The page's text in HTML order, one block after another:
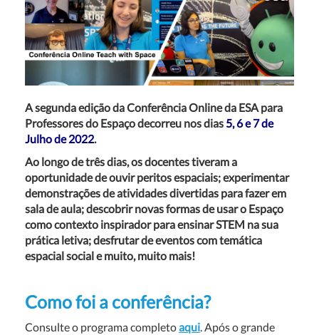
A segunda edição da ConferênciaOnline da ESA para
Professores do Espaçodecorreu nos dias 5, 6 e 7 de
Julho de 2022.
Ao longo de três dias,os docentes tiveram a
oportunidade deouvir peritos espaciais;experimentar
demonstrações de atividades divertidas para fazer em
sala de aula; descobrirnovas formas de usar o Espaço
como contexto inspirador para ensinar STEM na sua
prática letiva; desfrutar de eventos com temática
espacial social e muito, muito mais!
Como foi a conferência?
Consulte o programa completoaqui. Após o grande